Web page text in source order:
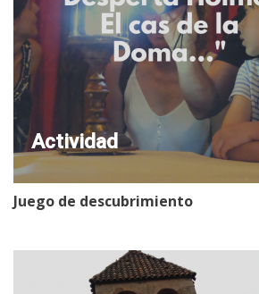
Actividad
Juego de descubrimiento